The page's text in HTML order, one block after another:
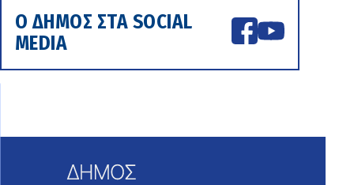
Ο ΔΗΜΟΣ ΣΤΑ SOCIAL
MEDIA